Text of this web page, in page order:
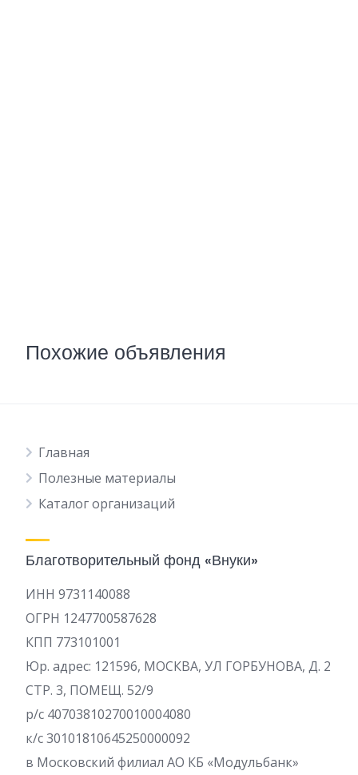
Похожие объявления
Главная
Полезные материалы
Каталог организаций
Благотворительный фонд «Внуки»
ИНН 9731140088
ОГРН 1247700587628
КПП 773101001
Юр. адрес: 121596, МОСКВА, УЛ ГОРБУНОВА, Д. 2
СТР. 3, ПОМЕЩ. 52/9
р/c 40703810270010004080
к/с 30101810645250000092
в Московский филиал АО КБ «Модульбанк»